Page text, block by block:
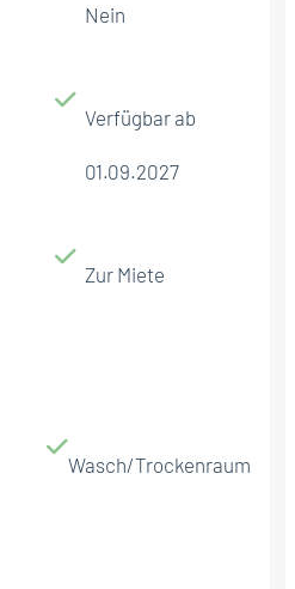
Nein
Verfügbar ab
01.09.2027
Zur Miete
Wasch/Trockenraum